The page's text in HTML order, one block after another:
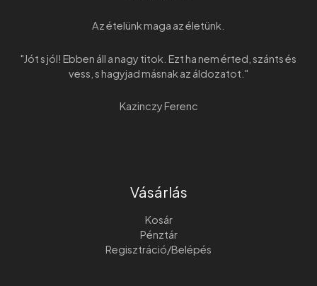
Az ételünk maga az életünk.
"Jót s jól! Ebben áll a nagy titok. Ezt ha nem érted, szánts és
vess, s hagyjad másnak az áldozatot."
Kazinczy Ferenc
Vásárlás
Kosár
Pénztár
Regisztráció/Belépés